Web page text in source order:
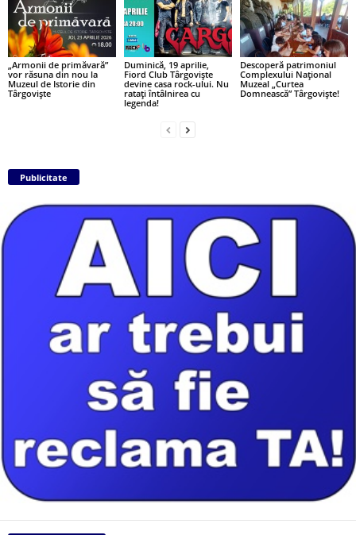
„Armonii de primăvară”
vor răsuna din nou la
Muzeul de Istorie din
Târgoviște
Duminică, 19 aprilie,
Fiord Club Târgoviște
devine casa rock-ului. Nu
ratați întâlnirea cu
legenda!
Descoperă patrimoniul
Complexului Național
Muzeal „Curtea
Domnească” Târgoviște!
Publicitate